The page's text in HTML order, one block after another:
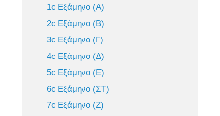
1ο Εξάμηνο (Α)
2ο Εξάμηνο (Β)
3ο Εξάμηνο (Γ)
4ο Εξάμηνο (Δ)
5ο Εξάμηνο (Ε)
6ο Εξάμηνο (ΣΤ)
7ο Εξάμηνο (Ζ)